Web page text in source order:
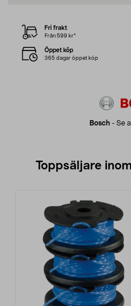
Bosch - Se
Fri frakt
Från 599 kr*
Öppet köp
365 dagar öppet köp
Toppsäljare